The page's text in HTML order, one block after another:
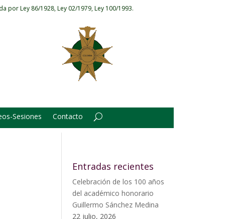
por Ley 86/1928, Ley 02/1979, Ley 100/1993.
Sesiones Contacto
Entradas recientes
Celebración de los 100 años
del académico honorario
Guillermo Sánchez Medina
22 julio, 2026